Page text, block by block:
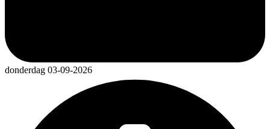
donderdag 03-09-2026